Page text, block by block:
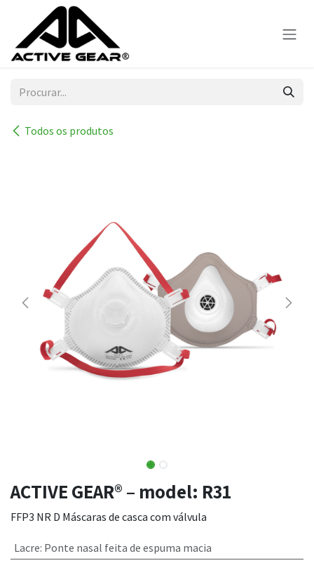
Skip to Content
Todos os produtos
ACTIVE GEAR® – model: R31
FFP3 NR D Máscaras de casca com válvula
Lacre: Ponte nasal feita de espuma macia